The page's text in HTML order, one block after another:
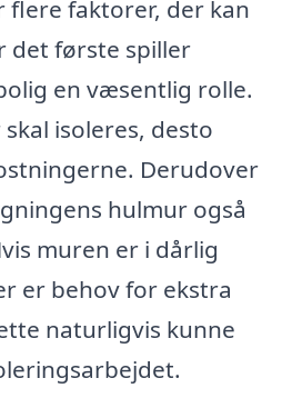
flere faktorer, der kan
det første spiller
en væsentlig rolle.
isoleres, desto
Derudover
hulmur også
muren er i dårlig
er behov for ekstra
naturligvis kunne